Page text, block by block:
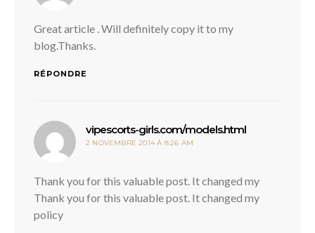
Great article . Will definitely copy it to my
blog.Thanks.
RÉPONDRE
vipescorts-girls.com/models.html
2 NOVEMBRE 2014 À 8:26 AM
Thank you for this valuable post. It changed my
Thank you for this valuable post. It changed my
policy